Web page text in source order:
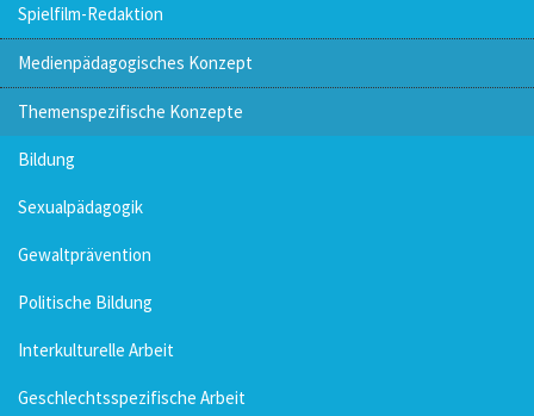
Spielfilm-Redaktion
Medienpädagogisches Konzept
Themenspezifische Konzepte
Bildung
Sexualpädagogik
Gewaltprävention
Politische Bildung
Interkulturelle Arbeit
Geschlechtsspezifische Arbeit